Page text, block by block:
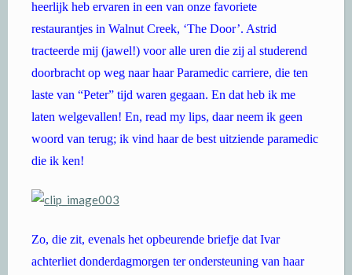
heerlijk heb ervaren in een van onze favoriete
restaurantjes in Walnut Creek, ‘The Door’. Astrid
tracteerde mij (jawel!) voor alle uren die zij al studerend
doorbracht op weg naar haar Paramedic carriere, die ten
laste van “Peter” tijd waren gegaan. En dat heb ik me
laten welgevallen! En, read my lips, daar neem ik geen
woord van terug; ik vind haar de best uitziende paramedic
die ik ken!
Zo, die zit, evenals het opbeurende briefje dat Ivar
achterliet donderdagmorgen ter ondersteuning van haar